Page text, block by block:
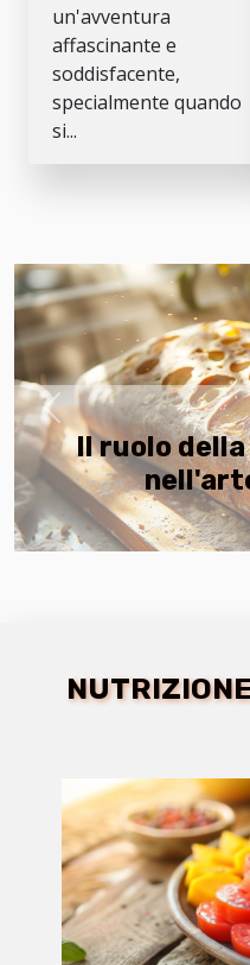
comuni
un'avventura
affascinante e
soddisfacente,
specialmente quando
si...
Il ruolo
Previous